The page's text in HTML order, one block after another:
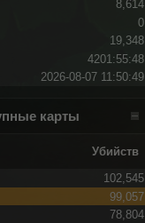
8,614
0
19,348
4201:55:48
2026-08-07 11:50:49
карты
Убийств
102,545
99,057
78,804